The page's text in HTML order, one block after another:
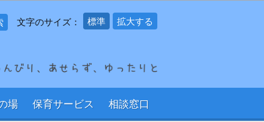
文字のサイズ： 標準 拡大する
場 保育サービス 相談窓口